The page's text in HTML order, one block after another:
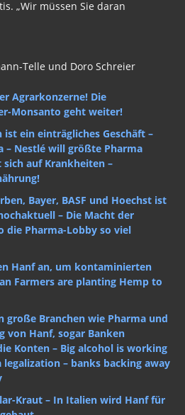
„Wir müssen Sie daran
Telle und Doro Schreier
Agrarkonzerne! Die
Monsanto geht weiter!
ein einträgliches Geschäft –
– Nestlé will größte Pharma
auf Krankheiten –
Bayer, BASF und Hoechst ist
– Die Macht der
die Pharma-Lobby so viel
Hanf an, um kontaminierten
Farmers are planting Hemp to
große Branchen wie Pharma und
von Hanf, sogar Banken
Konten – Big alcohol is working
– banks backing away
Kraut – In Italien wird Hanf für